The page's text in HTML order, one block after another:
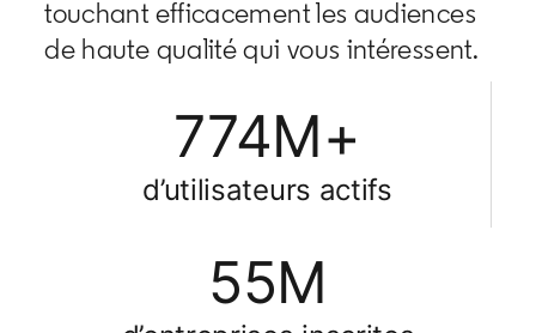
touchant efficacement les audiences
de haute qualité qui vous intéressent.
774M+
d’utilisateurs actifs
55M